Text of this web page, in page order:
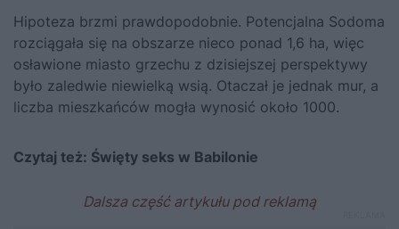
Hipoteza brzmi prawdopodobnie. Potencjalna Sodoma
rozciągała się na obszarze nieco ponad 1,6 ha, więc
osławione miasto grzechu z dzisiejszej perspektywy
było zaledwie niewielką wsią. Otaczał je jednak mur, a
liczba mieszkańców mogła wynosić około 1000.
Czytaj też: Święty seks w Babilonie